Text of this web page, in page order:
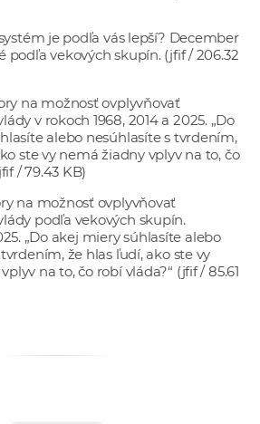
je podľa vás lepší? December
podľa vekových skupín. (jfif / 206.32
na možnosť ovplyvňovať
v rokoch 1968, 2014 a 2025. „Do
alebo nesúhlasíte s tvrdením,
ste vy nemá žiadny vplyv na to, čo
/ 79.43 KB)
na možnosť ovplyvňovať
podľa vekových skupín.
„Do akej miery súhlasíte alebo
že hlas ľudí, ako ste vy
na to, čo robí vláda?“ (jfif / 85.61